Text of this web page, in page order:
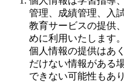
管理、成績管理、入
教育サービスの提供
めに利用いたします。
個人情報の提供はあ
だけない情報がある
できない可能性もあ